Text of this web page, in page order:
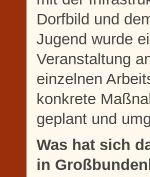
Dorfbild und
Jugend wurde
Veranstaltung
einzelnen
konkrete
geplant und
Was hat sich
in